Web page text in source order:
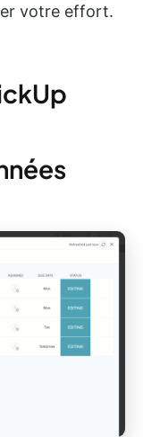
votre effort.